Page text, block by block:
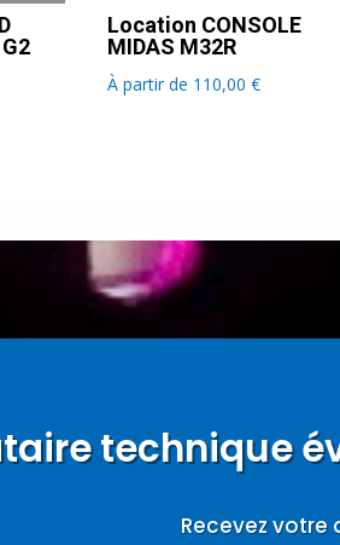
Location CONSOLE
MIDAS M32R
À partir de 110,00 €
technique
Recevez votre